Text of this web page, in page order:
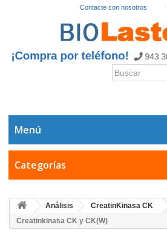
Contacte con nosotros
Menú
Categorías
Análisis CreatinKinasa CK
Creatinkinasa CK y CK(W)